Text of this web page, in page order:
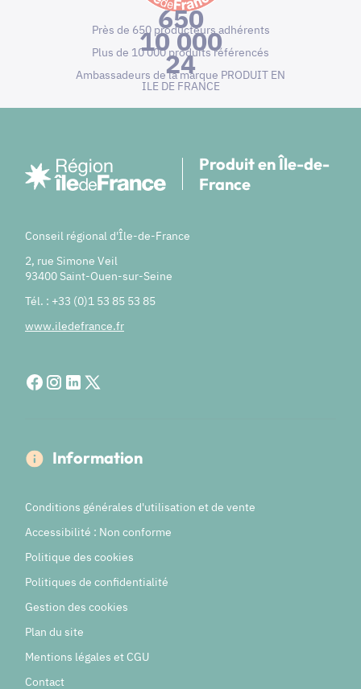
650
Près de 650 producteurs adhérents
10 000
Plus de 10 000 produits référencés
24
Ambassadeurs de la marque PRODUIT EN
ILE DE FRANCE
Produit en Île-de-
France
Conseil régional d'Île-de-France
2, rue Simone Veil
93400 Saint-Ouen-sur-Seine
Tél. : +33 (0)1 53 85 53 85
www.iledefrance.fr
Information
Conditions générales d'utilisation et de vente
Accessibilité : Non conforme
Politique des cookies
Politiques de confidentialité
Gestion des cookies
Plan du site
Mentions légales et CGU
Contact